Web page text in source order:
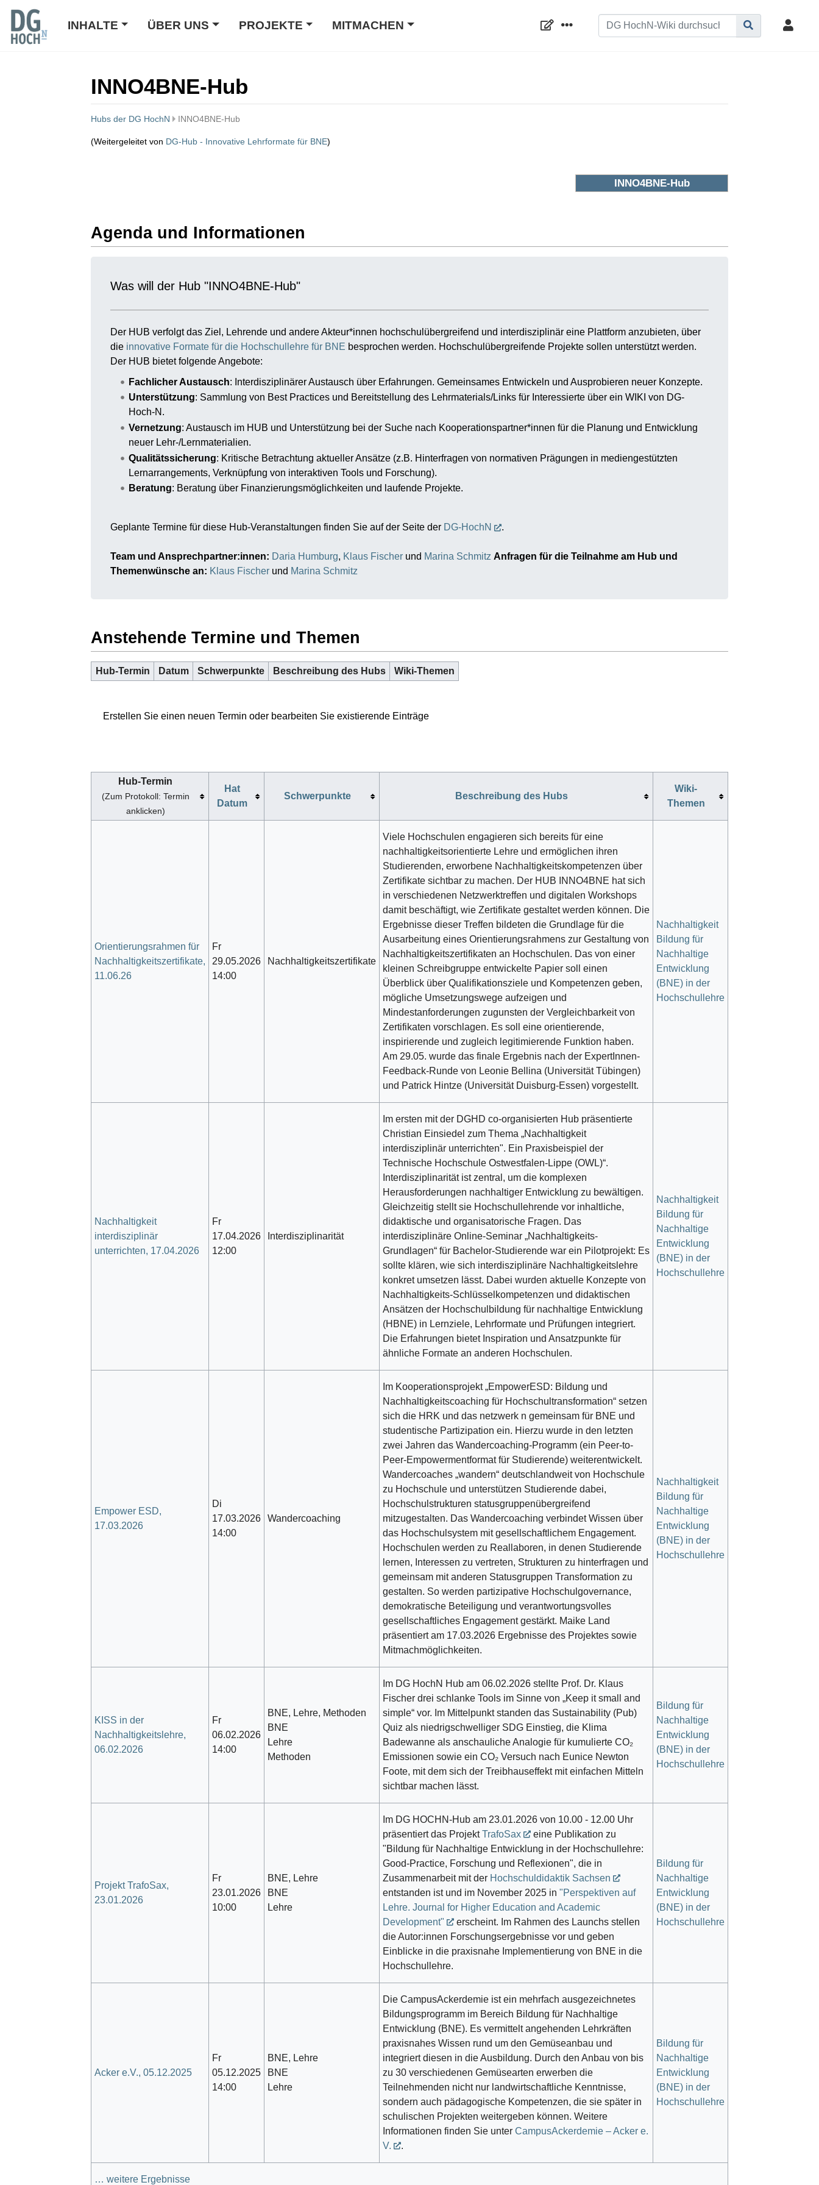
INHALTE ÜBER UNS PROJEKTE MITMACHEN
INNO4BNE-Hub
Hubs der DG HochN INNO4BNE-Hub
(Weitergeleitet von DG-Hub - Innovative Lehrformate für BNE)
INNO4BNE-Hub
Agenda und Informationen
Was will der Hub "INNO4BNE-Hub"
Der HUB verfolgt das Ziel, Lehrende und andere Akteur*innen hochschulübergreifend und interdisziplinär eine Plattform anzubieten, über
die innovative Formate für die Hochschullehre für BNE besprochen werden. Hochschulübergreifende Projekte sollen unterstützt werden.
Der HUB bietet folgende Angebote:
Fachlicher Austausch: Interdisziplinärer Austausch über Erfahrungen. Gemeinsames Entwickeln und Ausprobieren neuer Konzepte.
Unterstützung: Sammlung von Best Practices und Bereitstellung des Lehrmaterials/Links für Interessierte über ein WIKI von DG-
Hoch-N.
Vernetzung: Austausch im HUB und Unterstützung bei der Suche nach Kooperationspartner*innen für die Planung und Entwicklung
neuer Lehr-/Lernmaterialien.
Qualitätssicherung: Kritische Betrachtung aktueller Ansätze (z.B. Hinterfragen von normativen Prägungen in mediengestützten
Lernarrangements, Verknüpfung von interaktiven Tools und Forschung).
Beratung: Beratung über Finanzierungsmöglichkeiten und laufende Projekte.
Geplante Termine für diese Hub-Veranstaltungen finden Sie auf der Seite der DG-HochN .
Team und Ansprechpartner:innen: Daria Humburg, Klaus Fischer und Marina Schmitz Anfragen für die Teilnahme am Hub und
Themenwünsche an: Klaus Fischer und Marina Schmitz
Anstehende Termine und Themen
Hub-Termin Datum Schwerpunkte Beschreibung des Hubs Wiki-Themen
Erstellen Sie einen neuen Termin oder bearbeiten Sie existierende Einträge
Hub-Termin
(Zum Protokoll: Termin
anklicken)
Hat
Datum
Schwerpunkte Beschreibung des Hubs
Wiki-
Themen
Orientierungsrahmen für
Nachhaltigkeitszertifikate,
11.06.26
Fr
29.05.2026
14:00
Nachhaltigkeitszertifikate
Viele Hochschulen engagieren sich bereits für eine
nachhaltigkeitsorientierte Lehre und ermöglichen ihren
Studierenden, erworbene Nachhaltigkeitskompetenzen über
Zertifikate sichtbar zu machen. Der HUB INNO4BNE hat sich
in verschiedenen Netzwerktreffen und digitalen Workshops
damit beschäftigt, wie Zertifikate gestaltet werden können. Die
Ergebnisse dieser Treffen bildeten die Grundlage für die
Ausarbeitung eines Orientierungsrahmens zur Gestaltung von
Nachhaltigkeitszertifikaten an Hochschulen. Das von einer
kleinen Schreibgruppe entwickelte Papier soll einen
Überblick über Qualifikationsziele und Kompetenzen geben,
mögliche Umsetzungswege aufzeigen und
Mindestanforderungen zugunsten der Vergleichbarkeit von
Zertifikaten vorschlagen. Es soll eine orientierende,
inspirierende und zugleich legitimierende Funktion haben.
Am 29.05. wurde das finale Ergebnis nach der ExpertInnen-
Feedback-Runde von Leonie Bellina (Universität Tübingen)
und Patrick Hintze (Universität Duisburg-Essen) vorgestellt.
Nachhaltigkeit
Bildung für
Nachhaltige
Entwicklung
(BNE) in der
Hochschullehre
Nachhaltigkeit
interdisziplinär
unterrichten, 17.04.2026
Fr
17.04.2026
12:00
Interdisziplinarität
Im ersten mit der DGHD co-organisierten Hub präsentierte
Christian Einsiedel zum Thema „Nachhaltigkeit
interdisziplinär unterrichten". Ein Praxisbeispiel der
Technische Hochschule Ostwestfalen-Lippe (OWL)“.
Interdisziplinarität ist zentral, um die komplexen
Herausforderungen nachhaltiger Entwicklung zu bewältigen.
Gleichzeitig stellt sie Hochschullehrende vor inhaltliche,
didaktische und organisatorische Fragen. Das
interdisziplinäre Online-Seminar „Nachhaltigkeits-
Grundlagen“ für Bachelor-Studierende war ein Pilotprojekt: Es
sollte klären, wie sich interdisziplinäre Nachhaltigkeitslehre
konkret umsetzen lässt. Dabei wurden aktuelle Konzepte von
Nachhaltigkeits-Schlüsselkompetenzen und didaktischen
Ansätzen der Hochschulbildung für nachhaltige Entwicklung
(HBNE) in Lernziele, Lehrformate und Prüfungen integriert.
Die Erfahrungen bietet Inspiration und Ansatzpunkte für
ähnliche Formate an anderen Hochschulen.
Nachhaltigkeit
Bildung für
Nachhaltige
Entwicklung
(BNE) in der
Hochschullehre
Empower ESD,
17.03.2026
Di
17.03.2026
14:00
Wandercoaching
Im Kooperationsprojekt „EmpowerESD: Bildung und
Nachhaltigkeitscoaching für Hochschultransformation“ setzen
sich die HRK und das netzwerk n gemeinsam für BNE und
studentische Partizipation ein. Hierzu wurde in den letzten
zwei Jahren das Wandercoaching-Programm (ein Peer-to-
Peer-Empowermentformat für Studierende) weiterentwickelt.
Wandercoaches „wandern“ deutschlandweit von Hochschule
zu Hochschule und unterstützen Studierende dabei,
Hochschulstrukturen statusgruppenübergreifend
mitzugestalten. Das Wandercoaching verbindet Wissen über
das Hochschulsystem mit gesellschaftlichem Engagement.
Hochschulen werden zu Reallaboren, in denen Studierende
lernen, Interessen zu vertreten, Strukturen zu hinterfragen und
gemeinsam mit anderen Statusgruppen Transformation zu
gestalten. So werden partizipative Hochschulgovernance,
demokratische Beteiligung und verantwortungsvolles
gesellschaftliches Engagement gestärkt. Maike Land
präsentiert am 17.03.2026 Ergebnisse des Projektes sowie
Mitmachmöglichkeiten.
Nachhaltigkeit
Bildung für
Nachhaltige
Entwicklung
(BNE) in der
Hochschullehre
KISS in der
Nachhaltigkeitslehre,
06.02.2026
Fr
06.02.2026
14:00
BNE, Lehre, Methoden
BNE
Lehre
Methoden
Im DG HochN Hub am 06.02.2026 stellte Prof. Dr. Klaus
Fischer drei schlanke Tools im Sinne von „Keep it small and
simple“ vor. Im Mittelpunkt standen das Sustainability (Pub)
Quiz als niedrigschwelliger SDG Einstieg, die Klima
Badewanne als anschauliche Analogie für kumulierte CO₂
Emissionen sowie ein CO₂ Versuch nach Eunice Newton
Foote, mit dem sich der Treibhauseffekt mit einfachen Mitteln
sichtbar machen lässt.
Bildung für
Nachhaltige
Entwicklung
(BNE) in der
Hochschullehre
Projekt TrafoSax,
23.01.2026
Fr
23.01.2026
10:00
BNE, Lehre
BNE
Lehre
Im DG HOCHN-Hub am 23.01.2026 von 10.00 - 12.00 Uhr
präsentiert das ProjektTrafoSax
eine Publikation zu
"Bildung für Nachhaltige Entwicklung in der Hochschullehre:
Good-Practice, Forschung und Reflexionen", die in
Zusammenarbeit mit der Hochschuldidaktik Sachsen
entstanden ist und im November 2025 in "Perspektiven auf
Lehre. Journal for Higher Education and Academic
Development"
erscheint. Im Rahmen des Launchs stellen
die Autor:innen Forschungsergebnisse vor und geben
Einblicke in die praxisnahe Implementierung von BNE in die
Hochschullehre.
Bildung für
Nachhaltige
Entwicklung
(BNE) in der
Hochschullehre
Acker e.V., 05.12.2025
Fr
05.12.2025
14:00
BNE, Lehre
BNE
Lehre
Die CampusAckerdemie ist ein mehrfach ausgezeichnetes
Bildungsprogramm im Bereich Bildung für Nachhaltige
Entwicklung (BNE). Es vermittelt angehenden Lehrkräften
praxisnahes Wissen rund um den Gemüseanbau und
integriert diesen in die Ausbildung. Durch den Anbau von bis
zu 30 verschiedenen Gemüsearten erwerben die
Teilnehmenden nicht nur landwirtschaftliche Kenntnisse,
sondern auch pädagogische Kompetenzen, die sie später in
schulischen Projekten weitergeben können. Weitere
Informationen finden Sie unter CampusAckerdemie – Acker e.
V.
.
Bildung für
Nachhaltige
Entwicklung
(BNE) in der
Hochschullehre
… weitere Ergebnisse